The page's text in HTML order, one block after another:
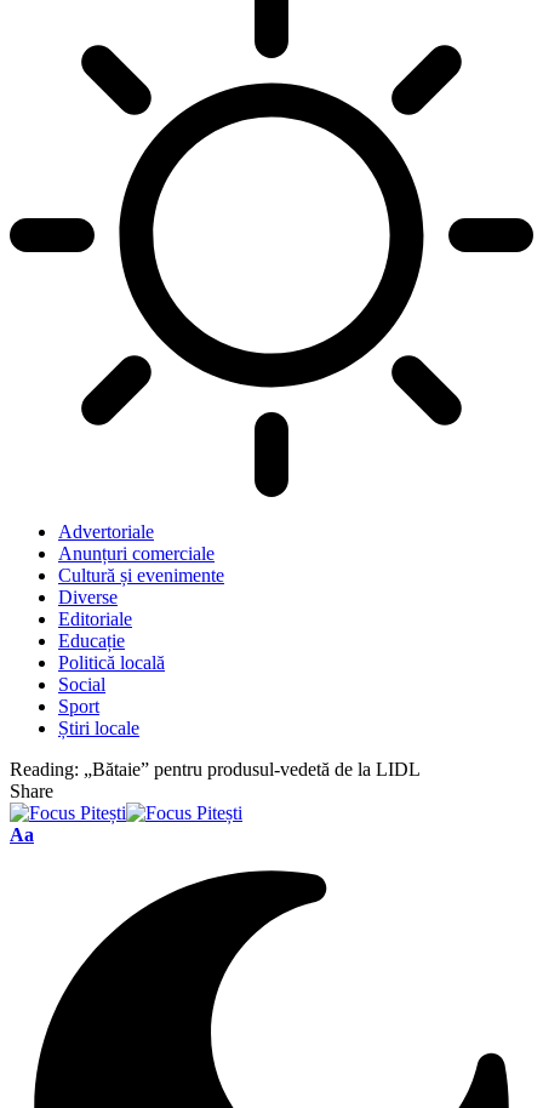
Advertoriale
Anunțuri comerciale
Cultură și evenimente
Diverse
Editoriale
Educație
Politică locală
Social
Sport
Știri locale
Reading: „Bătaie” pentru produsul-vedetă de la LIDL
Share
Font
Aa